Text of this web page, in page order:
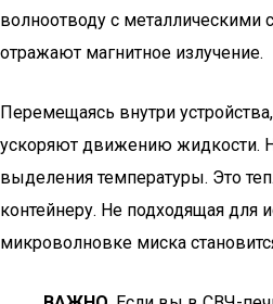
волноотводу с металлическими
отражают магнитное излучение.
Перемещаясь внутри
ускоряют движению жидкости.
выделения температуры. Это
контейнеру. Не подходящая для
микроволновке миска